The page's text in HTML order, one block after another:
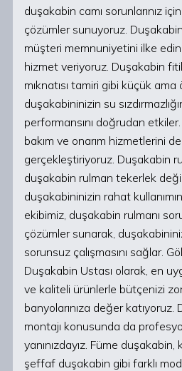
duşakabin camı sorunlarınız
çözümler sunuyoruz.
müşteri memnuniyetini ilke
hizmet veriyoruz. Duşakabin
mıknatısı tamiri gibi küçük
duşakabininizin su
performansını doğrudan
bakım ve onarım hizmetlerini
gerçekleştiriyoruz. Duşakabin
duşakabin rulman tekerlek
duşakabininizin rahat
ekibimiz, duşakabin rulmanı
çözümler sunarak,
sorunsuz çalışmasını sağlar.
Duşakabin Ustası olarak, en
ve kaliteli ürünlerle bütçenizi
banyolarınıza değer katıyoruz.
montajı konusunda da
yanınızdayız. Füme
şeffaf duşakabin gibi farklı